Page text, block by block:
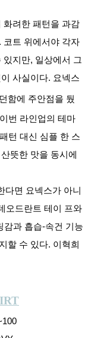
화려한 패턴을 과감
코트 위에서야 각자
지만, 일상에서 그
사실이다. 요넥스
함에 주안점을 뒀
번 라인업의 테마
턴 대신 심플 한 스
뜻한 맛을 동시에
다면 요넥스가 아니
오드란트 테이 프와
감과 흡습-속건 기능
할 수 있다. 이혁희